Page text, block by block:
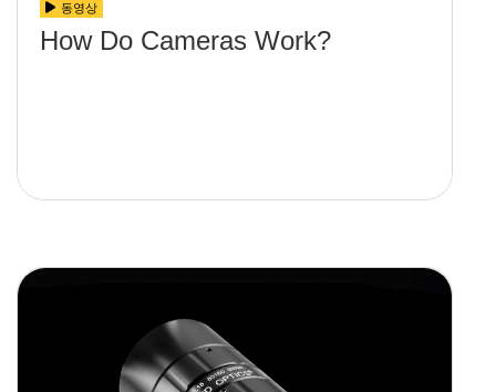
동영상
How Do Cameras Work?